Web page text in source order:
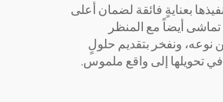
بعنايةٍ فائقة لضمان أعلى
أيضاً مع المنظر
نوعه، ونفخر بتقديم حلولٍ
في تحويلها إلى واقع ملموس.